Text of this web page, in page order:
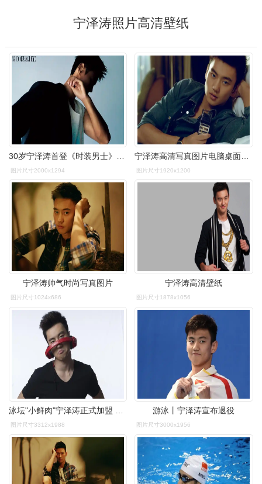
宁泽涛照片高清壁纸
图片尺寸2000x1294 图片尺寸1920x1200
宁泽涛帅气时尚写真图片
图片尺寸1024x686
宁泽涛高清壁纸
图片尺寸1878x1056
图片尺寸3312x1988
游泳丨宁泽涛宣布退役
图片尺寸3000x1956